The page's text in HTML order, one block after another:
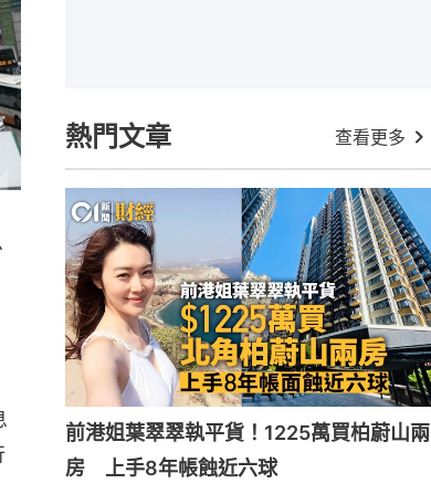
熱門文章 查看更多
前港姐葉翠翠執平貨！1225萬買柏蔚山兩
房 上手8年帳蝕近六球